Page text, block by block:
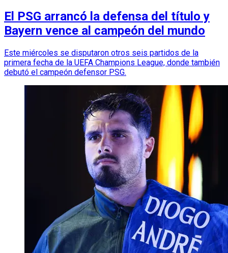
El PSG arrancó la defensa del título y
Bayern vence al campeón del mundo
Este miércoles se disputaron otros seis partidos de la
primera fecha de la UEFA Champions League, donde también
debutó el campeón defensor PSG.